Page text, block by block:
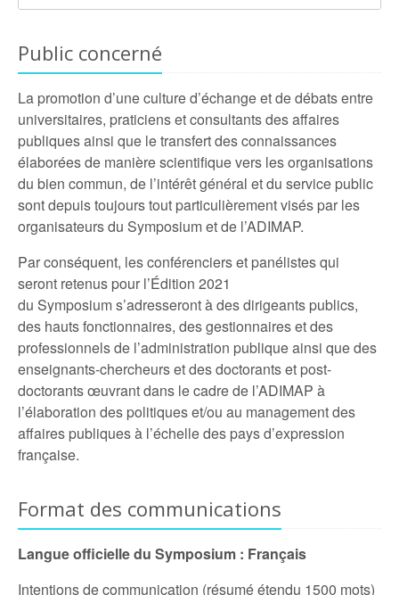
Public concerné
La promotion d’une culture d’échange et de débats entre
universitaires, praticiens et consultants des affaires
publiques ainsi que le transfert des connaissances
élaborées de manière scientifique vers les organisations
du bien commun, de l’intérêt général et du service public
sont depuis toujours tout particulièrement visés par les
organisateurs du Symposium et de l’ADIMAP.
Par conséquent, les conférenciers et panélistes qui
seront retenus pour l’Édition 2021
du Symposium s’adresseront à des dirigeants publics,
des hauts fonctionnaires, des gestionnaires et des
professionnels de l’administration publique ainsi que des
enseignants-chercheurs et des doctorants et post-
doctorants œuvrant dans le cadre de l’ADIMAP à
l’élaboration des politiques et/ou au management des
affaires publiques à l’échelle des pays d’expression
française.
Format des communications
Langue officielle du Symposium : Français
Intentions de communication (résumé étendu 1500 mots)